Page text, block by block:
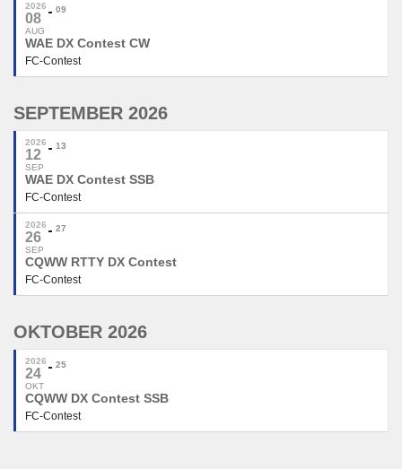
2026
08
AUG
09
WAE DX Contest CW
FC-Contest
SEPTEMBER 2026
2026
12
SEP
13
WAE DX Contest SSB
FC-Contest
2026
26
SEP
27
CQWW RTTY DX Contest
FC-Contest
OKTOBER 2026
2026
24
OKT
25
CQWW DX Contest SSB
FC-Contest